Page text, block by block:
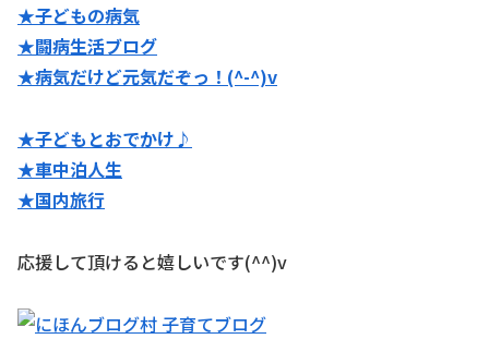
★子どもの病気
★闘病生活ブログ
★病気だけど元気だぞっ！(^-^)v
★子どもとおでかけ♪
★車中泊人生
★国内旅行
応援して頂けると嬉しいです(^^)v